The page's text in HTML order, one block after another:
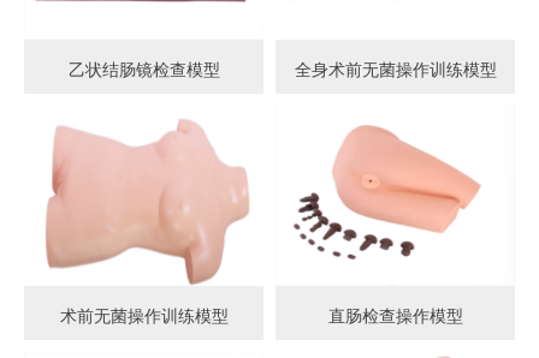
乙状结肠镜检查模型 全身术前无菌操作训练模型
术前无菌操作训练模型 直肠检查操作模型